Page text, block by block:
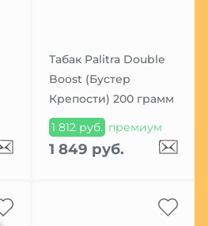
Табак Palitra Double
Boost (Бустер
Крепости) 200 грамм
1 812 руб. премиум
1 849 руб.